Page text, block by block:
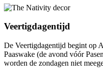
Veertigdagentijd
De Veertigdagentijd begint op
Paaswake (de avond vóór
worden de zondagen niet